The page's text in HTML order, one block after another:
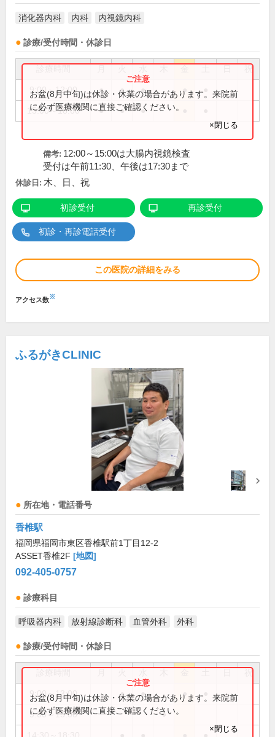
消化器内科 内科 内視鏡内科
診療/受付時間・休診日
祝
9:00～12:00 ● ● ● ●
15:00～18:00 ● ● ●
お盆(8月中旬)は休診・休業の場合があります。来院前
に必ず医療機関に直接ご確認ください。
×閉じる
備考: 12:00～15:00は大腸内視鏡検査
受付は午前11:30、午後は17:30まで
休診日: 木、日、祝
初診受付 再診受付
初診・再診電話受付
この医院の詳細をみる
アクセス数※
ふるがきCLINIC
所在地・電話番号
香椎駅
福岡県福岡市東区香椎駅前1丁目12-2
ASSET香椎2F [地図]
092-405-0757
診療科目
呼吸器内科 放射線診断科 血管外科 外科
診療/受付時間・休診日
祝
9:00～13:00 ● ● ●
9:00～15:00 ●
お盆(8月中旬)は休診・休業の場合があります。来院前
に必ず医療機関に直接ご確認ください。
×閉じる